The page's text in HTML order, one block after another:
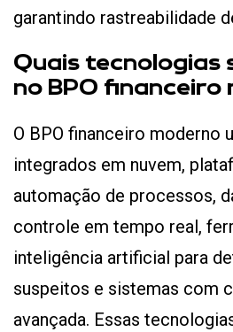
garantindo rastreabilidade
Quais tecnologias
no BPO financeiro
O BPO financeiro moderno
integrados em nuvem,
automação de processos,
controle em tempo real,
inteligência artificial para
suspeitos e sistemas com
avançada. Essas